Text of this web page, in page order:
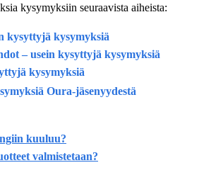
kysymyksiin seuraavista aiheista:
kysyttyjä kysymyksiä
– usein kysyttyjä kysymyksiä
kysymyksiä
Oura-jäsenyydestä
kuuluu?
valmistetaan?